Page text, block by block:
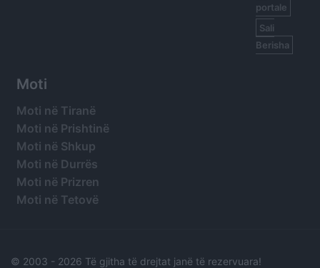
portale
Sali
Berisha
Moti
Moti në Tiranë
Moti në Prishtinë
Moti në Shkup
Moti në Durrës
Moti në Prizren
Moti në Tetovë
© 2003 - 2026 Të gjitha të drejtat janë të rezervuara!